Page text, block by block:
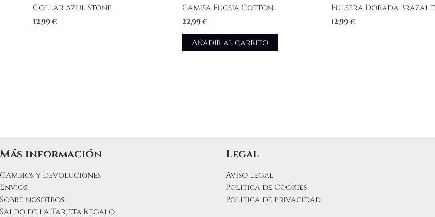
Collar Azul Stone
12,99€
Camisa Fucsia Cotton
22,99€
Añadir al carrito
Pulsera Dorada
12,99€
Más información
Cambios y devoluciones
Envíos
Sobre nosotros
Saldo de la Tarjeta Regalo
Legal
Aviso Legal
Política de Cookies
Política de privacidad